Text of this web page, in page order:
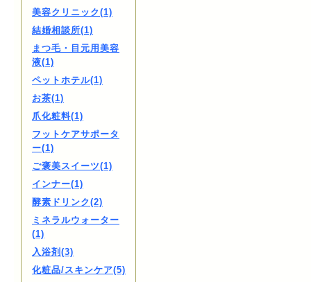
美容クリニック(1)
結婚相談所(1)
まつ毛・目元用美容
液(1)
ペットホテル(1)
お茶(1)
爪化粧料(1)
フットケアサポータ
ー(1)
ご褒美スイーツ(1)
インナー(1)
酵素ドリンク(2)
ミネラルウォーター
(1)
入浴剤(3)
化粧品/スキンケア(5)